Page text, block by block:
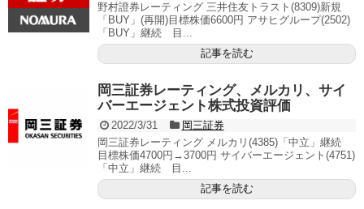
野村證券レーティング 三井住友トラスト(8309)新規
「BUY」(再開)目標株価6600円 アサヒグループ(2502)
「BUY」継続 目...
記事を読む
岡三証券レーティング、メルカリ、サイ
バーエージェント株式投資評価
2022/3/31
岡三証券
岡三証券レーティング メルカリ(4385)「中立」継続
目標株価4700円→3700円 サイバーエージェント(4751)
「中立」継続 目...
記事を読む